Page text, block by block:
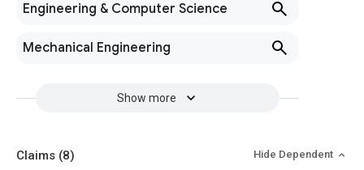
Engineering & Computer Science
Mechanical Engineering
Show more
Claims (8) Hide Dependent